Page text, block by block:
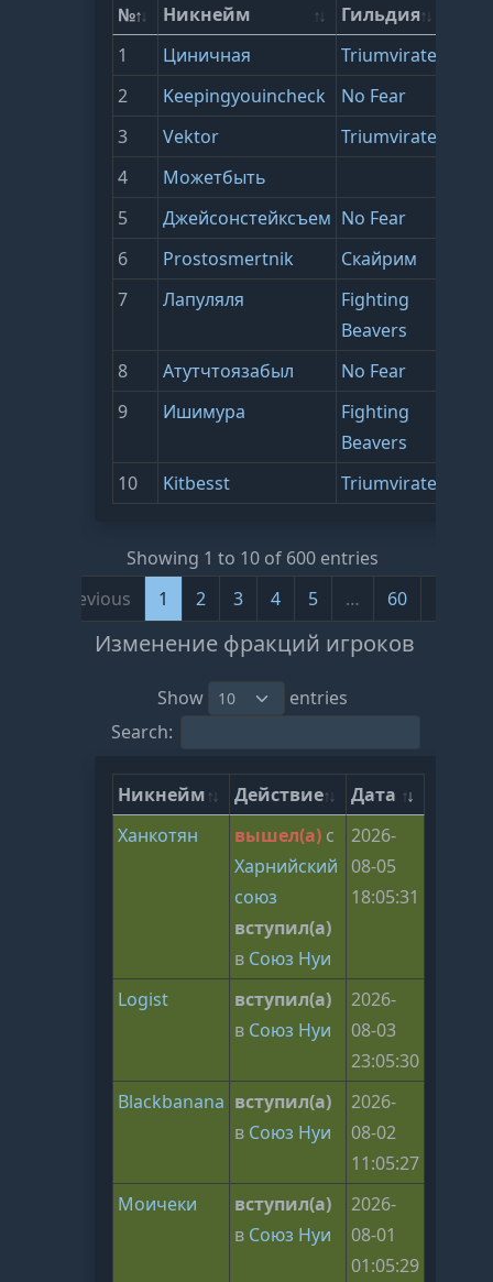
№ Никнейм Гильдия
1
Циничная Triumvirate
2
Keepingyouincheck No Fear
3
Vektor Triumvirate
4
Можетбыть
5
Джейсонстейксъем No Fear
6
Prostosmertnik Скайрим
7
Лапуляля
Fighting
Beavers
8 Атутчтоязабыл No Fear
9
Ишимура
Fighting
Beavers
10 Kitbesst Triumvirate
Showing 1 to 10 of 600 entries
Previous
1 2 3 4 5 … 60
Изменение фракций игроков
Show
entries
Search:
Никнейм Действие
Дата
Ханкотян
вышел(а) с
Харнийский
союз
вступил(а)
в Союз Нуи
2026-
08-05
18:05:31
Logist
вступил(а)
в Союз Нуи
2026-
08-03
23:05:30
Blackbanana вступил(а)
в Союз Нуи
2026-
08-02
11:05:27
Моичеки
вступил(а)
в Союз Нуи
2026-
08-01
01:05:29